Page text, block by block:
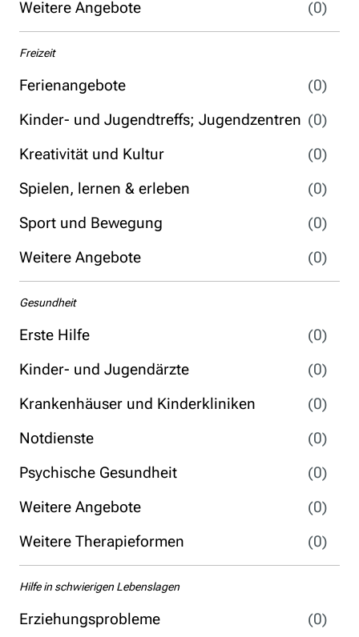
Weitere Angebote (0)
Freizeit
Ferienangebote
(0)
Kinder- und Jugendtreffs; Jugendzentren (0)
Kreativität und Kultur
(0)
Spielen, lernen & erleben
(0)
Sport und Bewegung
(0)
Weitere Angebote
(0)
Gesundheit
Erste Hilfe
(0)
Kinder- und Jugendärzte
(0)
Krankenhäuser und Kinderkliniken
(0)
Notdienste
(0)
Psychische Gesundheit
(0)
Weitere Angebote
(0)
Weitere Therapieformen
(0)
Hilfe in schwierigen Lebenslagen
Erziehungsprobleme
(0)